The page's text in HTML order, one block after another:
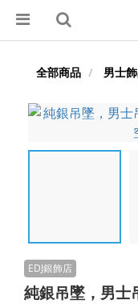
全部商品 男士
純銀吊墜，男士